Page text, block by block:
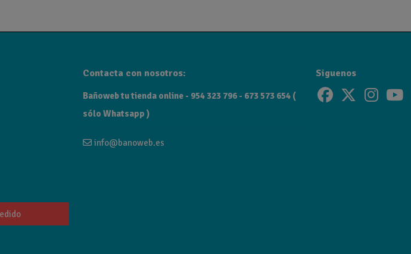
Contacta con nosotros:
Bañoweb tu tienda online - 954 323 796 - 673 573 654 (
sólo Whatsapp )
info@banoweb.es
Siguenos